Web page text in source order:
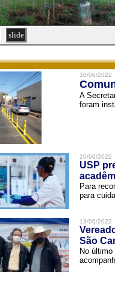
slide
30/06/2022
A
foram
20/06/2022
USP
Para
para
13/06/2022
São
No